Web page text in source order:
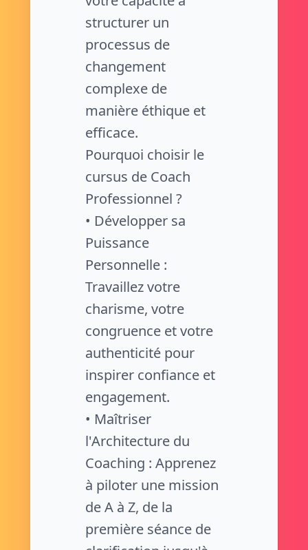
structurer un
processus de
changement
complexe de
manière éthique et
efficace.
Pourquoi choisir le
cursus de Coach
Professionnel ?
• Développer sa
Puissance
Personnelle :
Travaillez votre
charisme, votre
congruence et votre
authenticité pour
inspirer confiance et
engagement.
• Maîtriser
l'Architecture du
Coaching : Apprenez
à piloter une mission
de A à Z, de la
première séance de